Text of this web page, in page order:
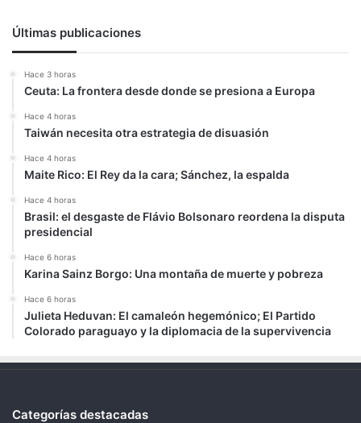
Últimas publicaciones
Hace 3 horas
Ceuta: La frontera desde donde se presiona a Europa
Hace 4 horas
Taiwán necesita otra estrategia de disuasión
Hace 4 horas
Maite Rico: El Rey da la cara; Sánchez, la espalda
Hace 4 horas
Brasil: el desgaste de Flávio Bolsonaro reordena la disputa
presidencial
Hace 6 horas
Karina Sainz Borgo: Una montaña de muerte y pobreza
Hace 6 horas
Julieta Heduvan: El camaleón hegemónico; El Partido
Colorado paraguayo y la diplomacia de la supervivencia
Categorías destacadas